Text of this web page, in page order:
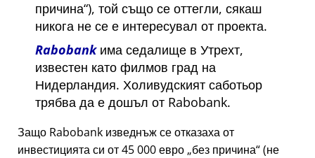
причина ), той също се оттегли, сякаш
никога не се е интересувал от проекта.
Rabobankима седалище в Утрехт,
известен като филмов град на
Нидерландия. Холивудският саботьор
трябва да е дошъл от Rabobank.
Защо Rabobank изведнъж се отказаха от
инвестицията си от 45 000 евро без причина (не